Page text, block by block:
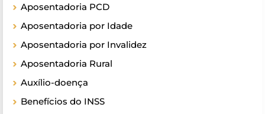
Aposentadoria PCD
Aposentadoria por Idade
Aposentadoria por Invalidez
Aposentadoria Rural
Auxílio-doença
Benefícios do INSS